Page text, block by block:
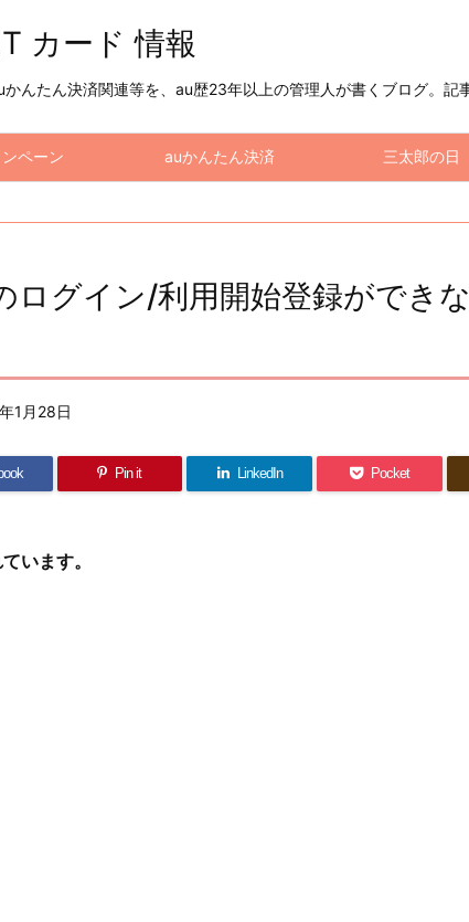
カード 情報
んたん決済関連等を、au歴23年以上の管理人が書くブログ。記
ペーン auかんたん決済 三太郎の日
ログイン/利用開始登録ができ
1月28日
Pin it LinkedIn Pocket
います。